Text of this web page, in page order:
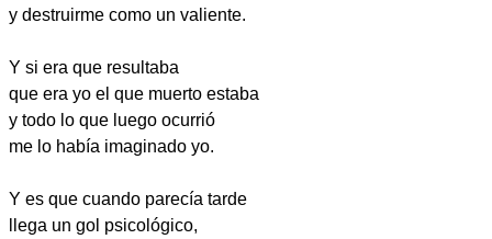
y destruirme como un valiente.
Y si era que resultaba
que era yo el que muerto estaba
y todo lo que luego ocurrió
me lo había imaginado yo.
Y es que cuando parecía tarde
llega un gol psicológico,